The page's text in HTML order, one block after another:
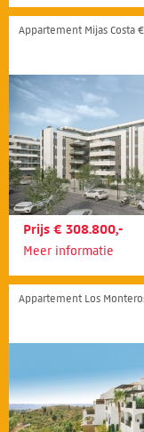
Appartement Mijas Costa
Prijs € 308.800,-
Meer informatie
Appartement Los